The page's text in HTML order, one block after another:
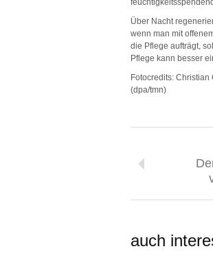
Über Nacht
wenn man mit
die Pflege aufträgt,
Pflege kann besser
Fotocredits: Christian
(dpa/tmn)
auch